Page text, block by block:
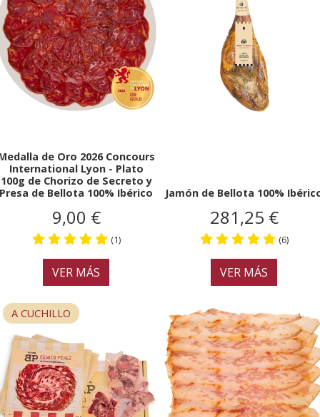
de Oro 2026 Concours
International Lyon - Plato
100g de Chorizo de Secreto y
Presa de Bellota 100% Ibérico
9,00 €
(1)
VER MÁS
Jamón de Bellota 100%
281,25 €
(6)
VER MÁS
A CUCHILLO